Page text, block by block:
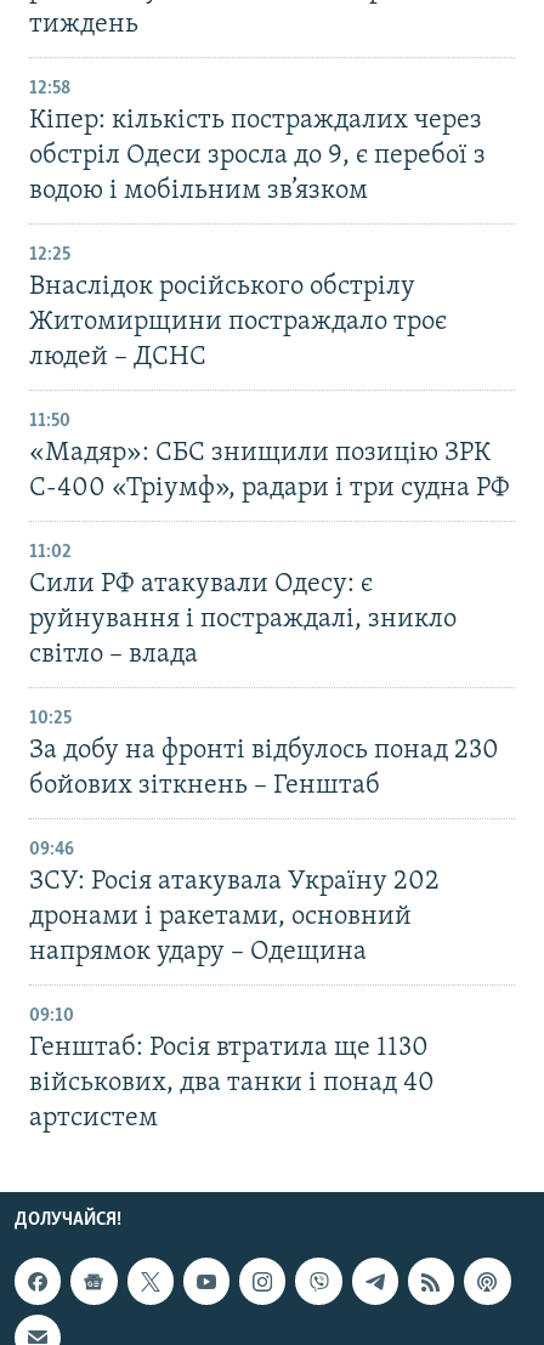
тиждень
12:58
Кіпер: кількість постраждалих через
обстріл Одеси зросла до 9, є перебої з
водою і мобільним зв’язком
12:25
Внаслідок російського обстрілу
Житомирщини постраждало троє
людей – ДСНС
11:50
«Мадяр»: СБС знищили позицію ЗРК
С-400 «Тріумф», радари і три судна РФ
11:02
Сили РФ атакували Одесу: є
руйнування і постраждалі, зникло
світло – влада
10:25
За добу на фронті відбулось понад 230
бойових зіткнень – Генштаб
09:46
ЗСУ: Росія атакувала Україну 202
дронами і ракетами, основний
напрямок удару – Одещина
09:10
Генштаб: Росія втратила ще 1130
військових, два танки і понад 40
артсистем
ДОЛУЧАЙСЯ!